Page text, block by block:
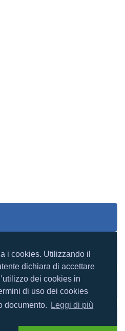
i cookies. Utilizzando il
dichiara di accettare
dei cookies in
di uso dei cookies
documento.
Leggi di più